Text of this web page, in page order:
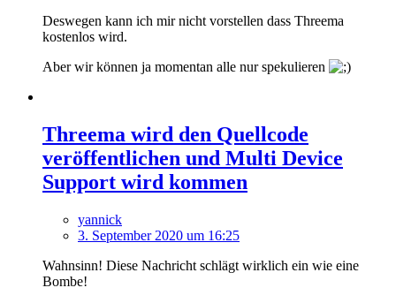
Deswegen kann ich mir nicht vorstellen dass Threema
kostenlos wird.
Aber wir können ja momentan alle nur spekulieren
Threema wird den Quellcode
veröffentlichen und Multi Device
Support wird kommen
yannick
3. September 2020 um 16:25
Wahnsinn! Diese Nachricht schlägt wirklich ein wie eine
Bombe!